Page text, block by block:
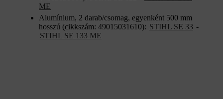
ME
Alumínium, 2 darab/csomag, egyenként 500 mm
hosszú (cikkszám: 49015031610): STIHL SE 33 -
STIHL SE 133 ME